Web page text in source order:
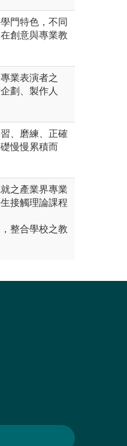
門特色，不同
創意與專業教
業表演者之
劃、製作人
、磨練、正確
慢慢累積而
之產業界專業
接觸理論課程
整合學校之教